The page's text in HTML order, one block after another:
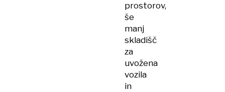
prostorov,
še
manj
skladišč
za
uvožena
vozila
in